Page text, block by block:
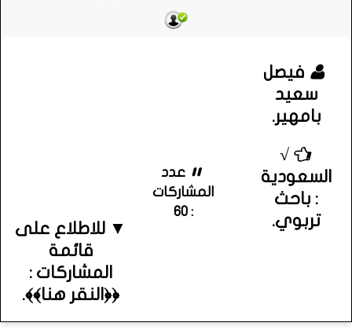
فيصل
سعيد
بامهير.
√
السعودية
: باحث
تربوي.
عدد
المشاركات
: 60
▼ للاطلاع على
قائمة
المشاركات :
﴿﴿النقر هنا﴾﴾.